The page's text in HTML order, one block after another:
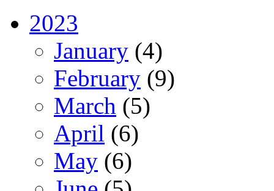
2023
January (4)
February (9)
March (5)
April (6)
May (6)